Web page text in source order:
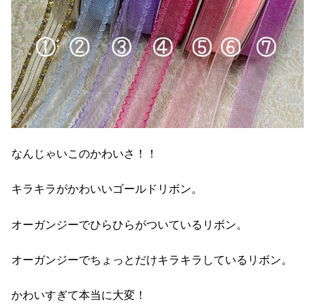
なんじゃいこのかわいさ！！
キラキラがかわいいゴールドリボン。
オーガンジーでひらひらがついているリボン。
オーガンジーでちょっとだけキラキラしているリボン。
かわいすぎて本当に大変！